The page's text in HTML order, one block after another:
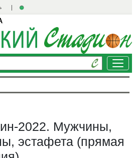
2022. Мужчины,
эстафета (прямая